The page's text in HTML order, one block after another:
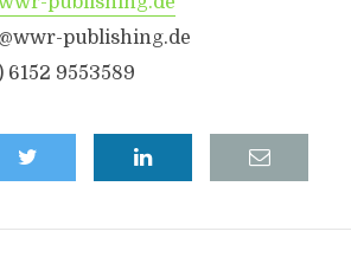
publishing.de
6152 9553589